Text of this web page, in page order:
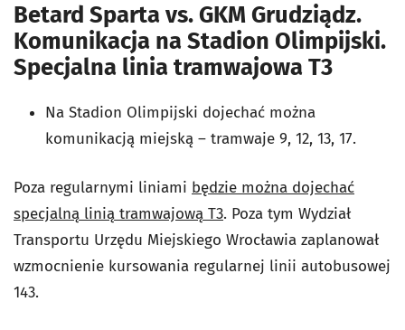
Betard Sparta vs. GKM Grudziądz.
Komunikacja na Stadion Olimpijski.
Specjalna linia tramwajowa T3
Na Stadion Olimpijski dojechać można
komunikacją miejską – tramwaje 9, 12, 13, 17.
Poza regularnymi liniami będzie można dojechać
specjalną linią tramwajową T3. Poza tym Wydział
Transportu Urzędu Miejskiego Wrocławia zaplanował
wzmocnienie kursowania regularnej linii autobusowej
143.